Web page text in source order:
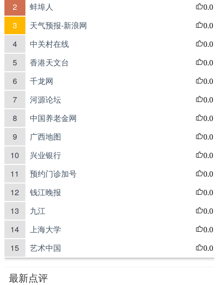
2 蚌埠人 0.0
3 天气预报-新浪网 0.0
4 中关村在线 0.0
5 香港天文台 0.0
6 千龙网 0.0
7 河源论坛 0.0
8 中国养老金网 0.0
9 广西地图 0.0
10 兴业银行 0.0
11 预约门诊加号 0.0
12 钱江晚报 0.0
13 九江 0.0
14 上海大学 0.0
15 艺术中国 0.0
最新点评